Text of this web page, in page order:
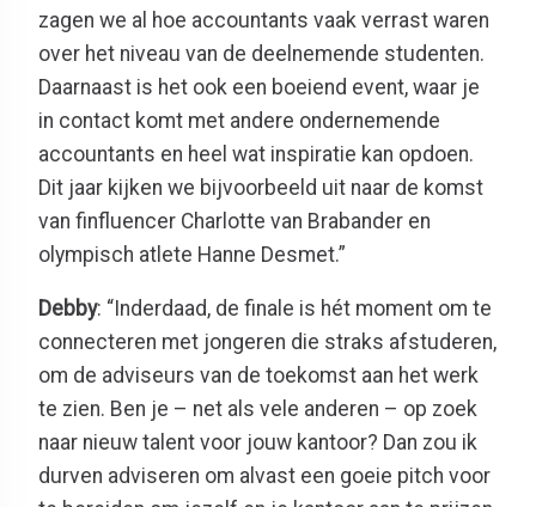
zagen we al hoe accountants vaak verrast waren
over het niveau van de deelnemende studenten.
Daarnaast is het ook een boeiend event, waar je
in contact komt met andere ondernemende
accountants en heel wat inspiratie kan opdoen.
Dit jaar kijken we bijvoorbeeld uit naar de komst
van finfluencer Charlotte van Brabander en
olympisch atlete Hanne Desmet.”
Debby: “Inderdaad, de finale is hét moment om te
connecteren met jongeren die straks afstuderen,
om de adviseurs van de toekomst aan het werk
te zien. Ben je – net als vele anderen – op zoek
naar nieuw talent voor jouw kantoor? Dan zou ik
durven adviseren om alvast een goeie pitch voor